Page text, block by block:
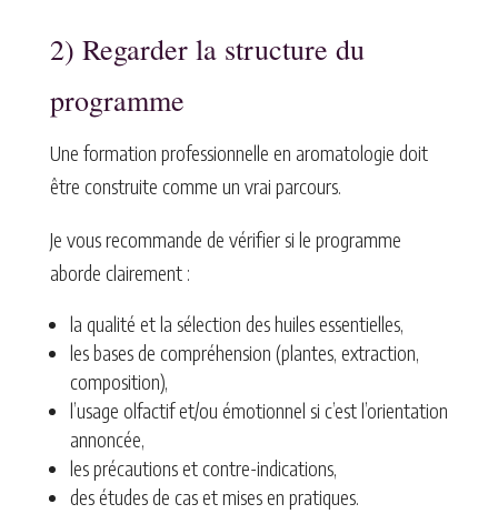
2) Regarder la structure du
programme
Une formation professionnelle en aromatologie doit
être construite comme un vrai parcours.
Je vous recommande de vérifier si le programme
aborde clairement :
la qualité et la sélection des huiles essentielles,
les bases de compréhension (plantes, extraction,
composition),
l’usage olfactif et/ou émotionnel si c’est l’orientation
annoncée,
les précautions et contre-indications,
des études de cas et mises en pratiques.